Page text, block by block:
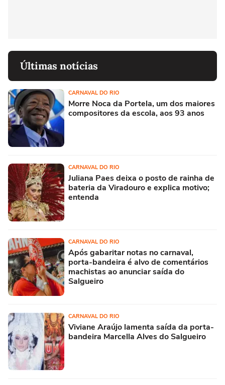
Últimas notícias
CARNAVAL DO RIO
Morre Noca da Portela, um dos maiores
compositores da escola, aos 93 anos
CARNAVAL DO RIO
Juliana Paes deixa o posto de rainha de
bateria da Viradouro e explica motivo;
entenda
CARNAVAL DO RIO
Após gabaritar notas no carnaval,
porta-bandeira é alvo de comentários
machistas ao anunciar saída do
Salgueiro
CARNAVAL DO RIO
Viviane Araújo lamenta saída da porta-
bandeira Marcella Alves do Salgueiro